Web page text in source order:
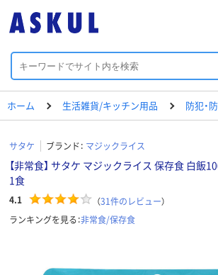
ホーム 生活雑貨/キッチン用品 防犯・
サタケ ブランド： マジックライス
【非常食】 サタケ マジックライス 保存食 白飯
1食
4.1 （31件のレビュー）
ランキングを見る：非常食/保存食